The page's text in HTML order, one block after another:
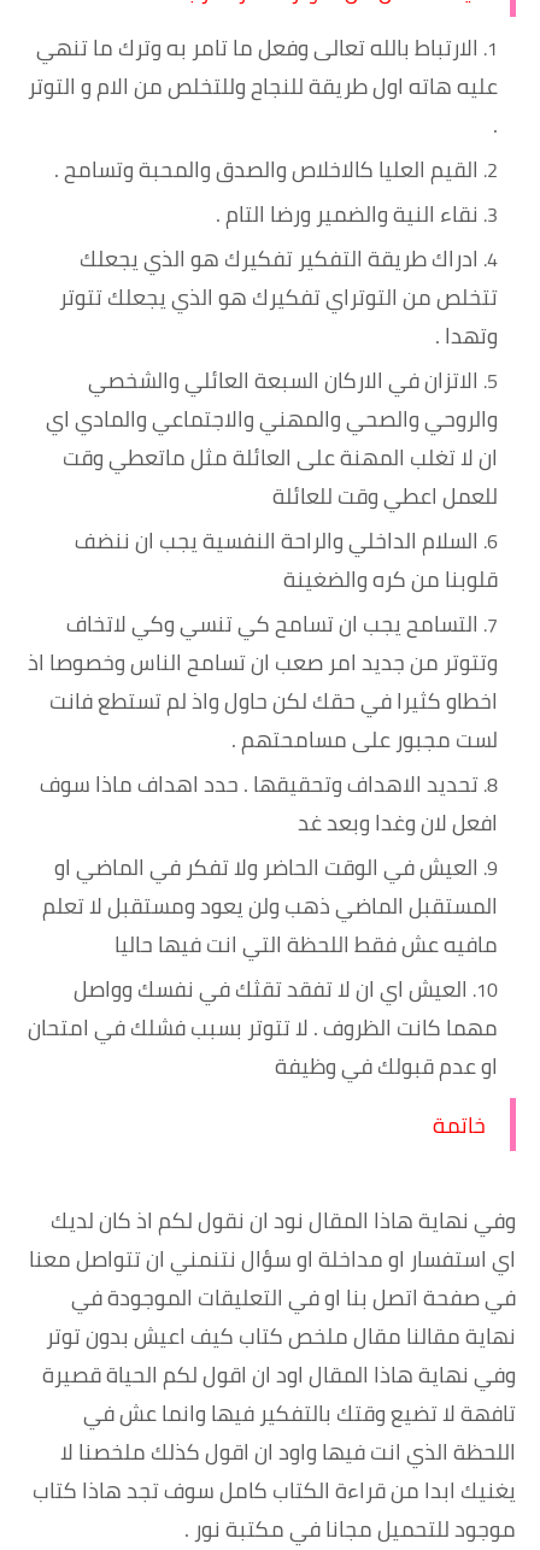
الارتباط بالله تعالى وفعل ما تامر به وترك ما تنهي
عليه هاته اول طريقة للنجاح وللتخلص من الام و التوتر
.
القيم العليا كالاخلاص والصدق والمحبة وتسامح .
نقاء النية والضمير ورضا التام .
ادراك طريقة التفكير تفكيرك هو الذي يجعلك
تتخلص من التوتراي تفكيرك هو الذي يجعلك تتوتر
وتهدا .
الاتزان في الاركان السبعة العائلي والشخصي
والروحي والصحي والمهني والاجتماعي والمادي اي
ان لا تغلب المهنة على العائلة مثل ماتعطي وقت
للعمل اعطي وقت للعائلة
السلام الداخلي والراحة النفسية يجب ان ننضف
قلوبنا من كره والضغينة
التسامح يجب ان تسامح كي تنسي وكي لاتخاف
وتتوتر من جديد امر صعب ان تسامح الناس وخصوصا اذ
اخطاو كثيرا في حقك لكن حاول واذ لم تستطع فانت
لست مجبور على مسامحتهم .
تحديد الاهداف وتحقيقها . حدد اهداف ماذا سوف
افعل لان وغدا وبعد غد
العيش في الوقت الحاضر ولا تفكر في الماضي او
المستقبل الماضي ذهب ولن يعود ومستقبل لا تعلم
مافيه عش فقط اللحظة التي انت فيها حاليا
العيش اي ان لا تفقد تقثك في نفسك وواصل
مهما كانت الظروف . لا تتوتر بسبب فشلك في امتحان
او عدم قبولك في وظيفة
خاتمة
وفي نهاية هاذا المقال نود ان نقول لكم اذ كان لديك
اي استفسار او مداخلة او سؤال نتنمني ان تتواصل معنا
في صفحة اتصل بنا او في التعليقات الموجودة في
نهاية مقالنا مقال ملخص كتاب كيف اعيش بدون توتر
وفي نهاية هاذا المقال اود ان اقول لكم الحياة قصيرة
تافهة لا تضيع وقتك بالتفكير فيها وانما عش في
اللحظة الذي انت فيها واود ان اقول كذلك ملخصنا لا
يغنيك ابدا من قراءة الكتاب كامل سوف تجد هاذا كتاب
موجود للتحميل مجانا في مكتبة نور .